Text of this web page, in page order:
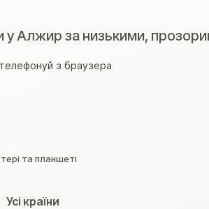
у Алжир за низькими,
з браузера
та планшеті
Усі країни